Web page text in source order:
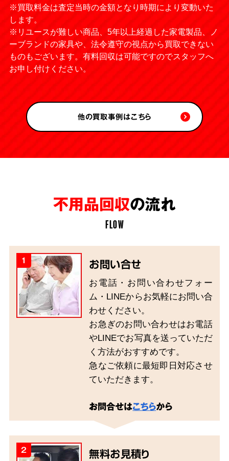
※買取料金は査定当時の金額となり時期により変動いた
します。
※リユースが難しい商品、5年以上経過した家電製品、ノ
ーブランドの家具や、法令遵守の視点から買取できない
ものもございます。有料回収は可能ですのでスタッフへ
お申し付けください。
他の買取事例はこちら
不用品回収の流れ
FLOW
1 お問い合せ
お電話・お問い合わせフォー
ム・LINEからお気軽にお問い合
わせください。
お急ぎのお問い合わせはお電話
やLINEでお写真を送っていただ
く方法がおすすめです。
急なご依頼に最短即日対応させ
ていただきます。
お問合せはこちらから
2 無料お見積り